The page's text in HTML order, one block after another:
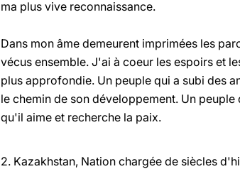
ma plus vive reconnaissance.
Dans mon âme demeurent imprimées les
vécus ensemble. J'ai à coeur les espoirs et
plus approfondie. Un peuple qui a subi des
le chemin de son développement. Un
qu'il aime et recherche la paix.
2. Kazakhstan, Nation chargée de siècles